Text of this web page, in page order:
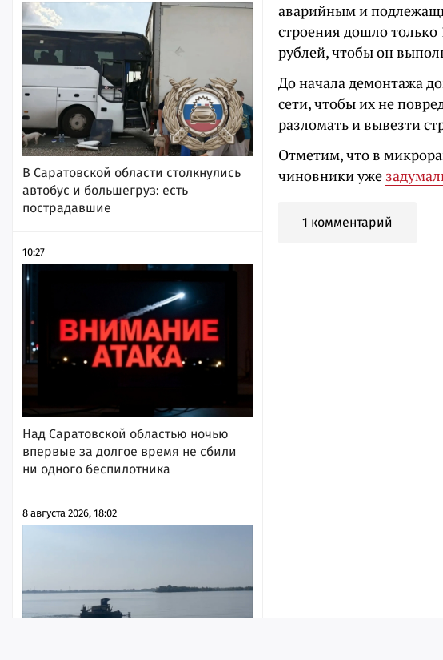
В Саратовской области столкнулись
автобус и большегруз: есть
пострадавшие
10:27
Над Саратовской областью ночью
впервые за долгое время не сбили
ни одного беспилотника
8 августа 2026, 18:02
аварийным и
строения дошло только
рублей, чтобы он
До начала демонтажа
сети, чтобы их не
разломать и вывезти
Отметим, что в
чиновники уже
1 комментарий